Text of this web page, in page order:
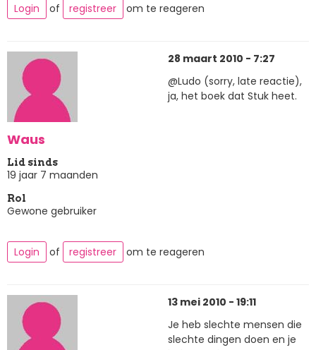
Login of registreer om te reageren
Waus
Lid sinds
19 jaar 7 maanden
Rol
Gewone gebruiker
28 maart 2010 - 7:27
@Ludo (sorry, late reactie),
ja, het boek dat Stuk heet.
Login of registreer om te reageren
13 mei 2010 - 19:11
Je heb slechte mensen die
slechte dingen doen en je